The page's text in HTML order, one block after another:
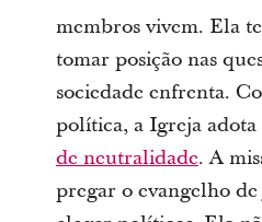
membros vivem. Ela
tomar posição nas
sociedade enfrenta.
política, a Igreja
de neutralidade. A
pregar o evangelho de